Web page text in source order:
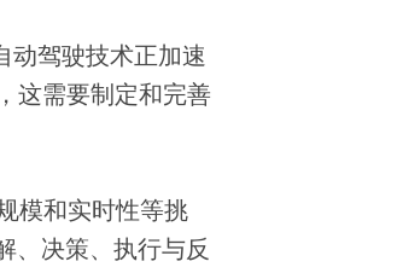
驾驶技术正加速
这需要制定和完善
模和实时性等挑
、决策、执行与反